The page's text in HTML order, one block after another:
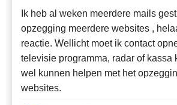
Ik heb al weken meerdere mails
opzegging meerdere websites ,
reactie. Wellicht moet ik contact
televisie programma, radar of kassa
wel kunnen helpen met het
websites.